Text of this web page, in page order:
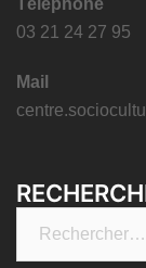
03 21 24 27 95
Mail